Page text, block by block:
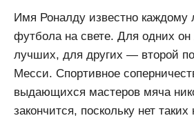
Имя Роналду известно
футбола на свете. Для одних
лучших, для других — второй
Месси. Спортивное
выдающихся мастеров мяча
закончится, поскольку нет